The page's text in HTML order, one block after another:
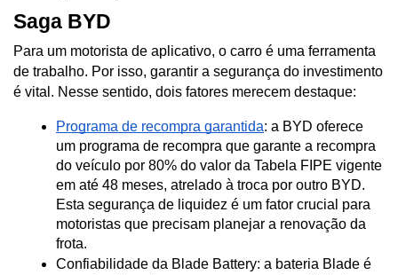
Saga BYD
Para um motorista de aplicativo, o carro é uma ferramenta
de trabalho. Por isso, garantir a segurança do investimento
é vital. Nesse sentido, dois fatores merecem destaque:
Programa de recompra garantida: a BYD oferece
um programa de recompra que garante a recompra
do veículo por 80% do valor da Tabela FIPE vigente
em até 48 meses, atrelado à troca por outro BYD.
Esta segurança de liquidez é um fator crucial para
motoristas que precisam planejar a renovação da
frota.
Confiabilidade da Blade Battery: a bateria Blade é